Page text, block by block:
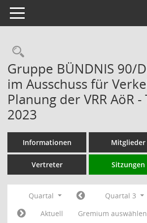
Toggle navigation
Rechercheauswahl
Gruppe BÜNDNIS 90/
im Ausschuss für
Planung der VRR AöR
2023
Informationen Mitglieder
Vertreter Sitzungen
Quartal Quartal 3
Aktuell
Gremium auswählen